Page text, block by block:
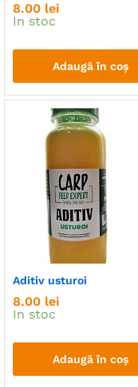
8.00 lei
In stoc
Adaugă în coș
Aditiv usturoi
8.00 lei
In stoc
Adaugă în coș